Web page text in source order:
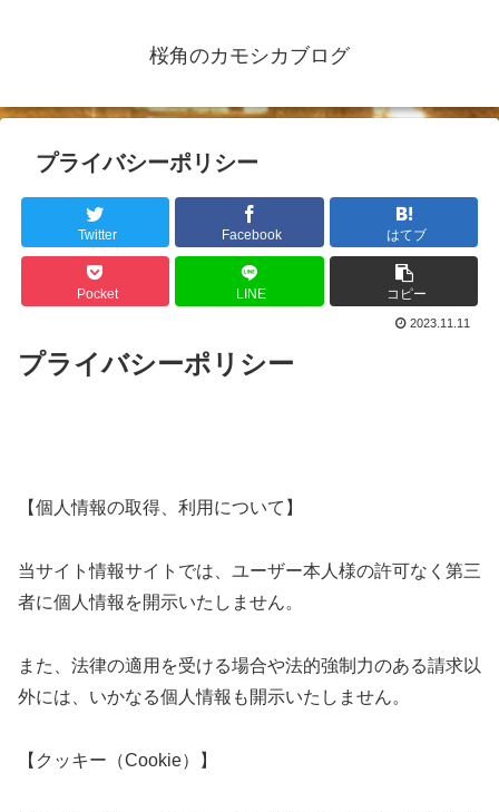
桜角のカモシカブログ
プライバシーポリシー
Twitter Facebook はてブ
Pocket LINE コピー
2023.11.11
プライバシーポリシー
【個人情報の取得、利用について】
当サイト情報サイトでは、ユーザー本人様の許可なく第三
者に個人情報を開示いたしません。
また、法律の適用を受ける場合や法的強制力のある請求以
外には、いかなる個人情報も開示いたしません。
【クッキー（Cookie）】